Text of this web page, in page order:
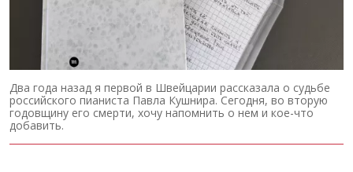
Два года назад я первой в Швейцарии рассказала о судьбе
российского пианиста Павла Кушнира. Сегодня, во вторую
годовщину его смерти, хочу напомнить о нем и кое-что
добавить.